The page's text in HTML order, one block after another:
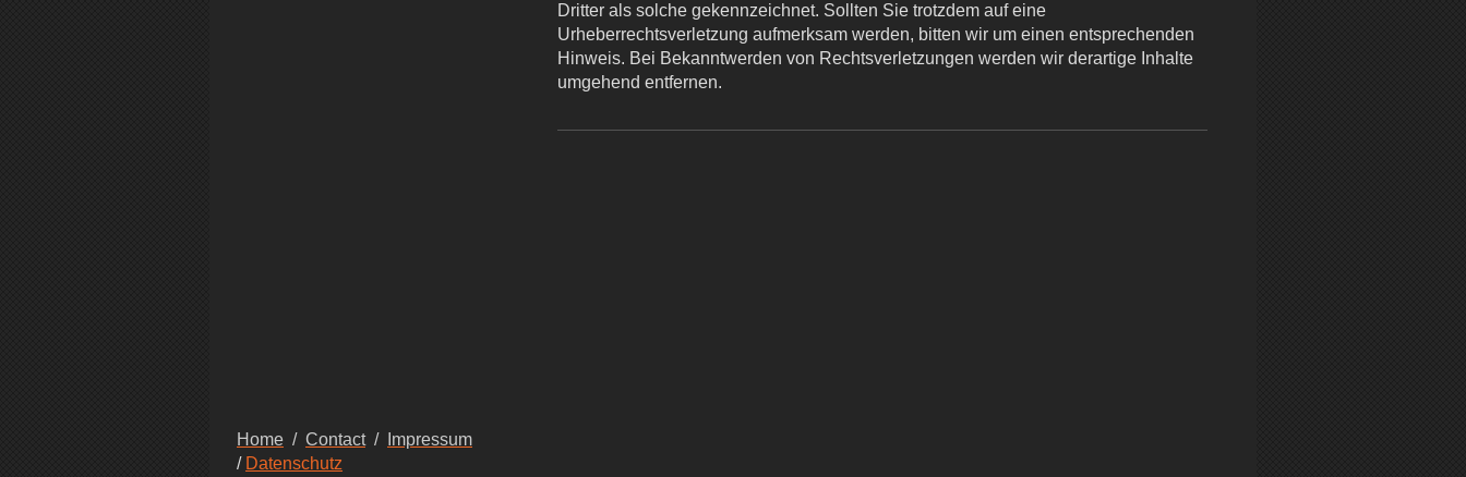
Dritter als solche gekennzeichnet. Sollten Sie trotzdem auf eine
Urheberrechtsverletzung aufmerksam werden, bitten wir um einen entsprechenden
Hinweis. Bei Bekanntwerden von Rechtsverletzungen werden wir derartige Inhalte
umgehend entfernen.
Home / Contact/
Impressum
/ Datenschutz